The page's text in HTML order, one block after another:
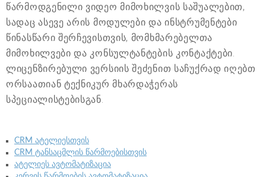
წარმოდგენილი ვიდეო მიმოხილვის საშუალებით,
სადაც ასევე არის მოდულები და ინსტრუმენტები
წინასწარი შერჩევისთვის, მომხმარებელთა
მიმოხილვები და კონსულტანტების კონტაქტები.
ლიცენზირებული ვერსიის შეძენით საჩუქრად იღებთ
ორსაათიან ტექნიკურ მხარდაჭერას
სპეციალისტებისგან.
CRM ატელიესთვის
CRM ტანსაცმლის წარმოებისთვის
ატელიეს ავტომატიზაცია